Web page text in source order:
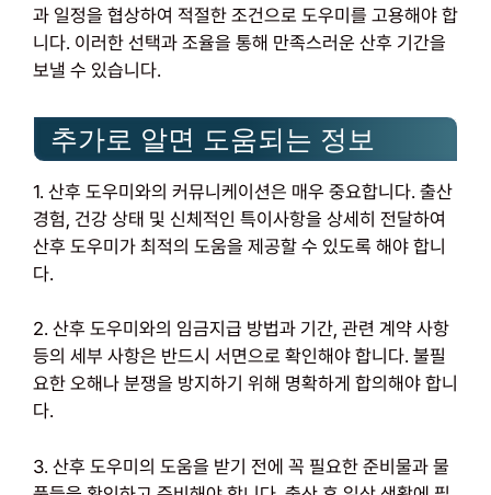
과 일정을 협상하여 적절한 조건으로 도우미를 고용해야 합
니다. 이러한 선택과 조율을 통해 만족스러운 산후 기간을
보낼 수 있습니다.
추가로 알면 도움되는 정보
1. 산후 도우미와의 커뮤니케이션은 매우 중요합니다. 출산
경험, 건강 상태 및 신체적인 특이사항을 상세히 전달하여
산후 도우미가 최적의 도움을 제공할 수 있도록 해야 합니
다.
2. 산후 도우미와의 임금지급 방법과 기간, 관련 계약 사항
등의 세부 사항은 반드시 서면으로 확인해야 합니다. 불필
요한 오해나 분쟁을 방지하기 위해 명확하게 합의해야 합니
다.
3. 산후 도우미의 도움을 받기 전에 꼭 필요한 준비물과 물